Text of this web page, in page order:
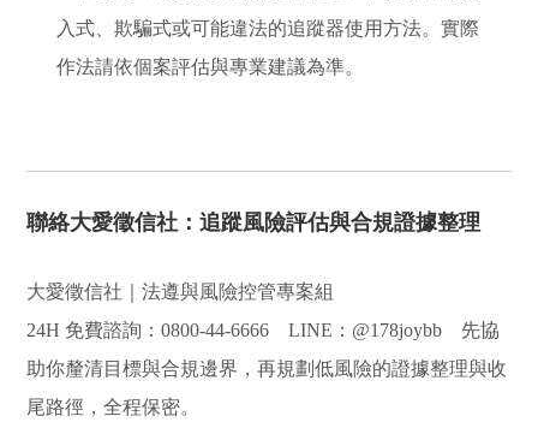
入式、欺騙式或可能違法的追蹤器使用方法。實際
作法請依個案評估與專業建議為準。
聯絡大愛徵信社：追蹤風險評估與合規證據整理
大愛徵信社｜法遵與風險控管專案組
24H 免費諮詢：0800-44-6666 LINE：@178joybb 先協
助你釐清目標與合規邊界，再規劃低風險的證據整理與收
尾路徑，全程保密。